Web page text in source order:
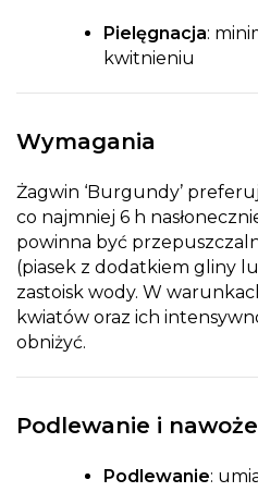
Pielęgnacja:
kwitnieniu
Wymagania
Żagwin ‘Burgundy’
co najmniej 6 h
powinna być
(piasek z dodatkiem gliny
zastoisk wody. W
kwiatów oraz ich
obniżyć.
Podlewanie i
Podlewanie: